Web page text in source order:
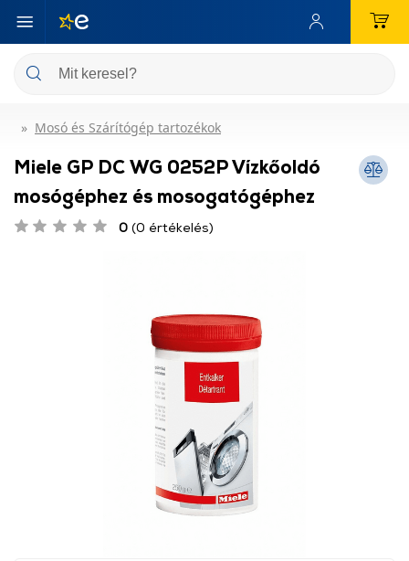
Mosó és Szárítógép tartozékok
Miele GP DC WG 0252P Vízkőoldó
mosógéphez és mosogatógéphez
0 (0 értékelés)